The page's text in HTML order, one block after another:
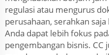
regulasi atau mengurus
perusahaan, serahkan
Anda dapat lebih fokus
pengembangan bisnis. CC